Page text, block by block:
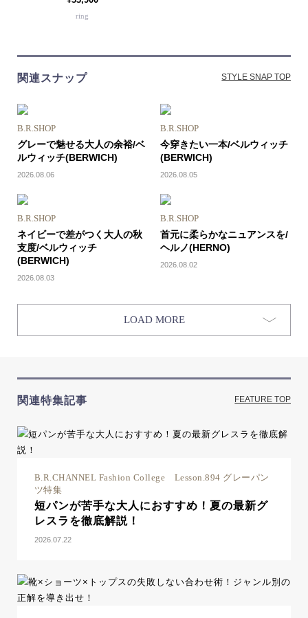
ring
関連スナップ STYLE SNAP TOP
B.R.SHOP
グレーで魅せる大人の余裕/ベ
ルウィッチ(BERWICH)
2026.08.06
B.R.SHOP
今穿きたい一本/ベルウィッチ
(BERWICH)
2026.08.05
B.R.SHOP
ネイビーで差がつく大人の秋
支度/ベルウィッチ
(BERWICH)
2026.08.03
B.R.SHOP
首元に柔らかなニュアンスを/
ヘルノ(HERNO)
2026.08.02
LOAD MORE
関連特集記事 FEATURE TOP
B.R.CHANNEL Fashion College Lesson.894 グレーパン
ツ特集
短パンが苦手な大人におすすめ！夏の最新グ
レスラを徹底解説！
2026.07.22